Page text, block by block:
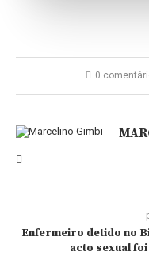
0
Enfermeiro detido no
acto sexual